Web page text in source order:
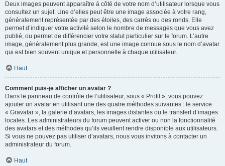
Deux images peuvent apparaître à côté de votre nom d’utilisateur lorsque vous
consultez un sujet. Une d’elles peut être une image associée à votre rang,
généralement représentée par des étoiles, des carrés ou des ronds. Elle
permet d’indiquer votre activité selon le nombre de messages que vous avez
publié, ou permet de différencier votre statut particulier sur le forum. L’autre
image, généralement plus grande, est une image connue sous le nom d’avatar
qui est bien souvent unique et personnelle à chaque utilisateur.
Haut
Comment puis-je afficher un avatar ?
Dans le panneau de contrôle de l’utilisateur, sous « Profil », vous pouvez
ajouter un avatar en utilisant une des quatre méthodes suivantes : le service
« Gravatar », la galerie d’avatars, les images distantes ou le transfert d’images
locales. Les administrateurs du forum peuvent activer ou non la fonctionnalité
des avatars et des méthodes qu’ils veuillent rendre disponible aux utilisateurs.
Si vous ne pouvez pas utiliser d’avatars, nous vous invitons à contacter un
administrateur du forum.
Haut